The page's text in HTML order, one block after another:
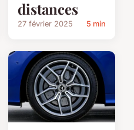
distances
27 février 2025 5 min